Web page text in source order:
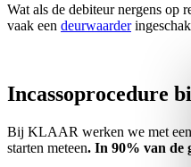
Wat als de debiteur nergens op
vaak een deurwaarder
Incassoprocedure
Bij KLAAR werken we met een
starten meteen. In 90% van de